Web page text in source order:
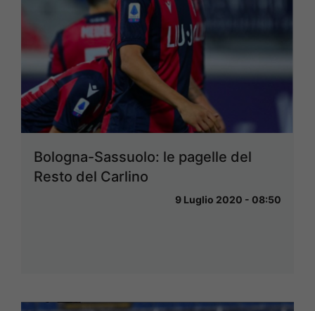
Bologna-Sassuolo: le pagelle del
Resto del Carlino
9 Luglio 2020 - 08:50